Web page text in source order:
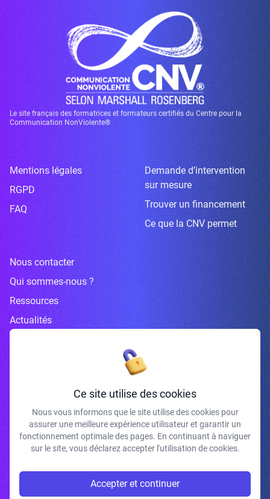
Le site français des formatrices et formateurs certifiés du Centre pour la
Communication NonViolente®
Mentions légales
RGPD
FAQ
Demande d’intervention
sur mesure
Trouver un financement
Ce que la CNV permet
Nous contacter
Qui sommes-nous ?
Ressources
Actualités
Inscrivez-vous à la newsletter
J'accepte de recevoir vos e-mails et confirme avoir pris connaissance de
votre politique de confidentialité et mentions légales.
Ce site utilise des cookies
Nous vous informons que le site utilise des cookies pour
assurer une meilleure expérience utilisateur et garantir un
fonctionnement optimale des pages. En continuant à naviguer
sur le site, vous déclarez accepter l'utilisation de cookies.
Accepter et continuer